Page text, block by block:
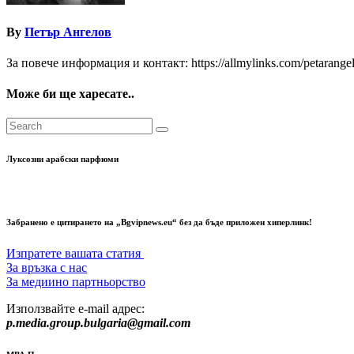
By Петър Ангелов
За повече информация и контакт: https://allmylinks.com/
Може би ще харесате..
Луксозни арабски парфюми
Забранено е цитирането на „Bgvipnews.eu“ без да бъде приложен хиперлинк!
Изпратете вашата статия
За връзка с нас
За медиино партньорство
Използвайте e-mail адрес:
p.media.group.bulgaria@gmail.com